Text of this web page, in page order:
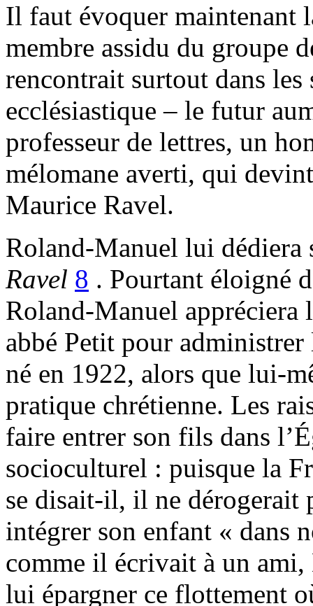
Il faut évoquer maintenant
membre assidu du groupe
rencontrait surtout dans les
ecclésiastique – le futur
professeur de lettres, un
mélomane averti, qui
Maurice Ravel.
Roland-Manuel lui dédiera
Ravel 8 . Pourtant éloigné
Roland-Manuel
abbé Petit pour
né en 1922, alors que lui-
pratique chrétienne. Les
faire entrer son fils dans
socioculturel : puisque la
se disait-il, il ne dérogerait
intégrer son enfant « dans
comme il écrivait à un
lui épargner ce flottement